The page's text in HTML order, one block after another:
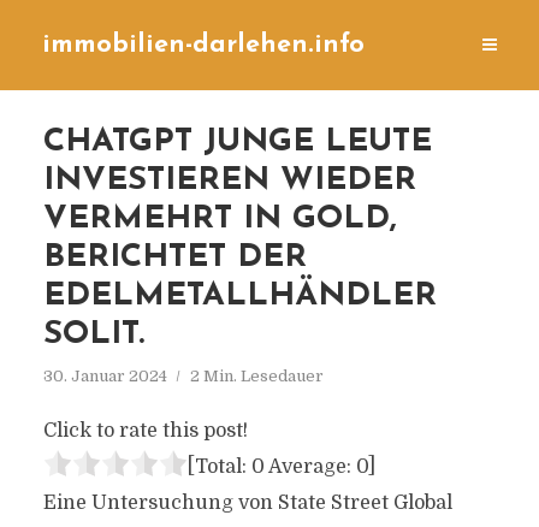
immobilien-darlehen.info
CHATGPT JUNGE LEUTE
INVESTIEREN WIEDER
VERMEHRT IN GOLD,
BERICHTET DER
EDELMETALLHÄNDLER
SOLIT.
30. Januar 2024 2 Min. Lesedauer
Click to rate this post!
[Total: 0 Average: 0]
Eine Untersuchung von State Street Global